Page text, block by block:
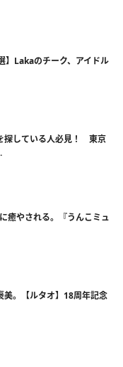
】Lakaのチーク、アイドル
探している人必見！ 東京
癒やされる。『うんこミュ
美。【ルタオ】18周年記念